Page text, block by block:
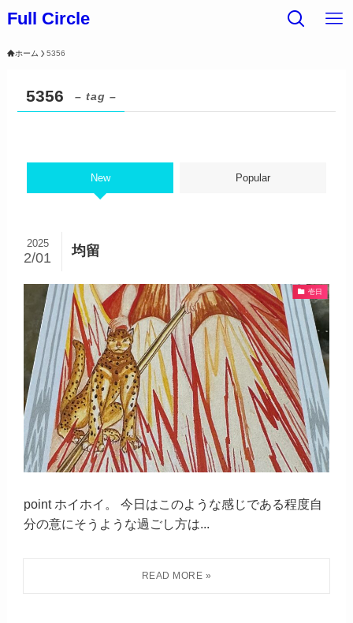
Full Circle
ホーム 5356
5356 – tag –
New Popular
均留
2025
2/01
壱日
point ホイホイ。 今日はこのような感じである程度自
分の意にそうような過ごし方は...